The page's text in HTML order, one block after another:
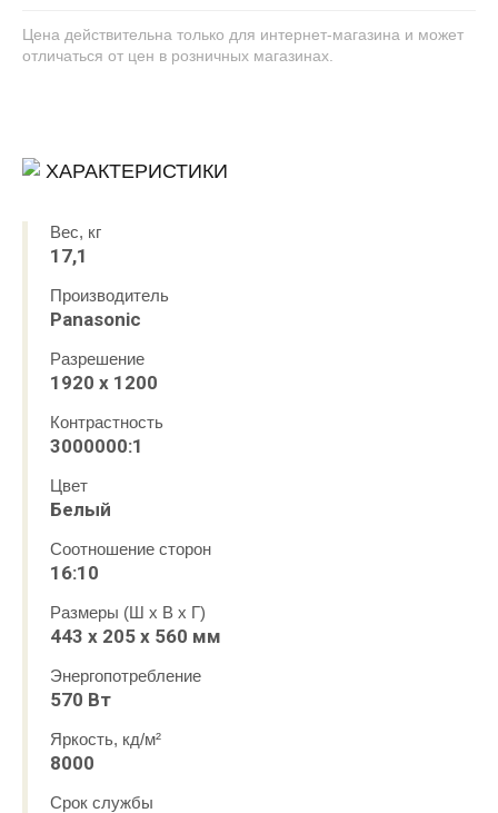
Цена действительна только для интернет-магазина и может
отличаться от цен в розничных магазинах.
ХАРАКТЕРИСТИКИ
Вес, кг
17,1
Производитель
Panasonic
Разрешение
1920 х 1200
Контрастность
3000000:1
Цвет
Белый
Соотношение сторон
16:10
Размеры (Ш x В x Г)
443 х 205 х 560 мм
Энергопотребление
570 Вт
Яркость, кд/м²
8000
Срок службы